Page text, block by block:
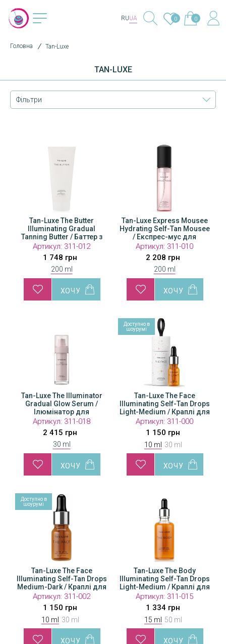
RUUA 0 0
Головна Tan-Luxe
TAN-LUXE
Фільтри
Tan-Luxe The Butter
Illuminating Gradual
Tanning Butter / Баттер з
ефектом поступової
автозасмаги
Артикул: 311-012
1 748 грн
200 ml
Tan-Luxe Express Mousee
Hydrating Self-Tan Mousee
/ Експрес-мус для
автозасмаги
Артикул: 311-010
2 208 грн
200 ml
Tan-Luxe The Illuminator
Gradual Glow Serum /
Ілюмінатор для
автозасмаги обличчя
Артикул: 311-018
2 415 грн
30 ml
Tan-Luxe The Face
Illuminating Self-Tan Drops
Light-Medium / Краплі для
автозасмаги обличчя
Артикул:311-001
2 300 грн
Tan-Luxe The Face
Illuminating Self-Tan Drops
Light-Medium / Краплі для
автозасмаги обличчя
Артикул: 311-000
1 150 грн
Доступно в
шоурумі
10 ml 30 ml
Tan-Luxe The Face
Illuminating Self-Tan Drops
Medium-Dark / Краплі для
автозасмаги обличчя
Артикул: 311-002
1 150 грн
Доступно в
шоурумі
Tan-Luxe The Face
Illuminating Self-Tan Drops
Medium-Dark / Краплі для
автозасмаги обличчя
Артикул:311-003
2 300 грн
10 ml 30 ml
Tan-Luxe The Body
Illuminating Self-Tan Drops
Light-Medium / Краплі для
автозасмаги тіла
Артикул:311-006
2 760 грн
Доступно в
шоурумі
Tan-Luxe The Body
Illuminating Self-Tan Drops
Light-Medium / Краплі для
автозасмаги тіла
Артикул: 311-015
1 334 грн
15 ml 50 ml